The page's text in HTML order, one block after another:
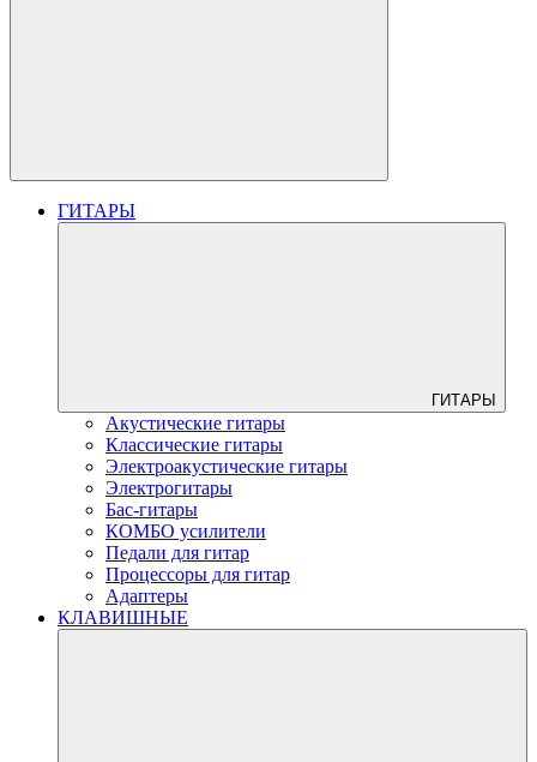
ГИТАРЫ
ГИТАРЫ
Акустические гитары
Классические гитары
Электроакустические гитары
Электрогитары
Бас-гитары
КОМБО усилители
Педали для гитар
Процессоры для гитар
Адаптеры
КЛАВИШНЫЕ